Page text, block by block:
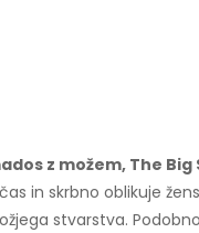
z možem, The Big
in skrbno oblikuje
stvarstva.